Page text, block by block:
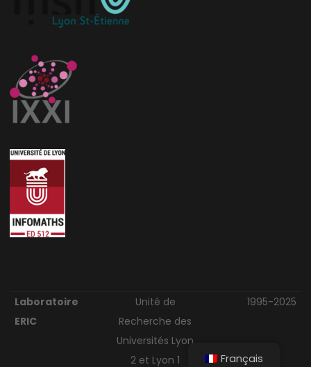
Laboratoire
ERIC
Unité de
Recherche des
Universités Lyon
2 et Lyon 1
1995-2025
Français